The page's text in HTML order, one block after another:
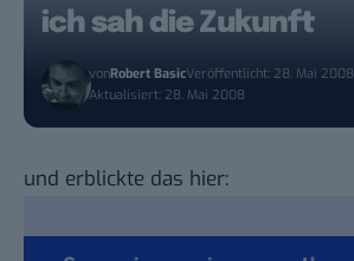
ich sah die Zukunft
vonRobert BasicVeröffentlicht: 28. Mai 2008
Aktualisiert: 28. Mai 2008
und erblickte das hier: